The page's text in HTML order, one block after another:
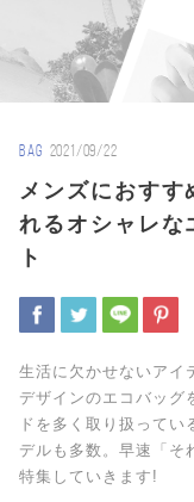
BAG 2021/09/22
メンズにおす
れるオシャレな
ト
生活に欠かせないアイ
デザインのエコバッグ
ドを多く取り扱って
デルも多数。早速「そ
特集していきます!